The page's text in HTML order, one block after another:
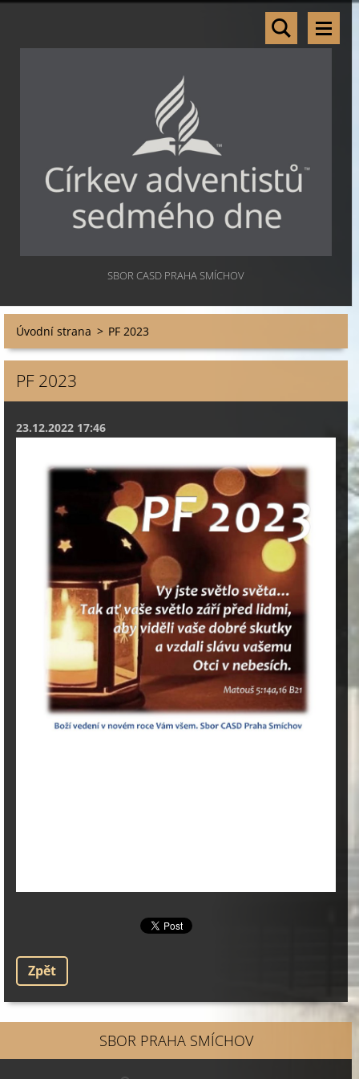
SBOR CASD PRAHA SMÍCHOV
Úvodní strana > PF 2023
PF 2023
23.12.2022 17:46
Zpět
SBOR PRAHA SMÍCHOV